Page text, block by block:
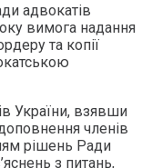
адвокатів
вимога надання
та копії
України, взявши
членів
рішень Ради
з питань,